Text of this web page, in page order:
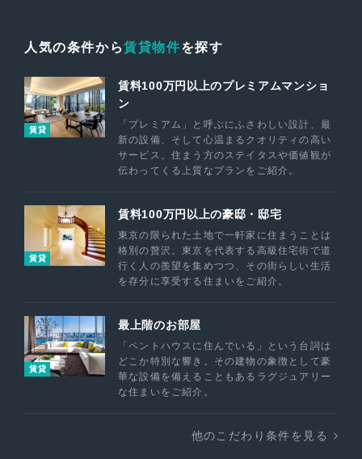
人気の条件から賃貸物件を探す
賃貸
賃料100万円以上のプレミアムマンショ
ン
「プレミアム」と呼ぶにふさわしい設計、最
新の設備、そして心温まるクオリティの高い
サービス。住まう方のステイタスや価値観が
伝わってくる上質なプランをご紹介。
賃貸
賃料100万円以上の豪邸・邸宅
東京の限られた土地で一軒家に住まうことは
格別の贅沢。東京を代表する高級住宅街で道
行く人の羨望を集めつつ、その街らしい生活
を存分に享受する住まいをご紹介。
賃貸
最上階のお部屋
「ペントハウスに住んでいる」という台詞は
どこか特別な響き。その建物の象徴として豪
華な設備を備えることもあるラグジュアリー
な住まいをご紹介。
他のこだわり条件を見る